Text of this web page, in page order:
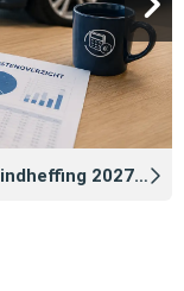
zo voorkomt u dat